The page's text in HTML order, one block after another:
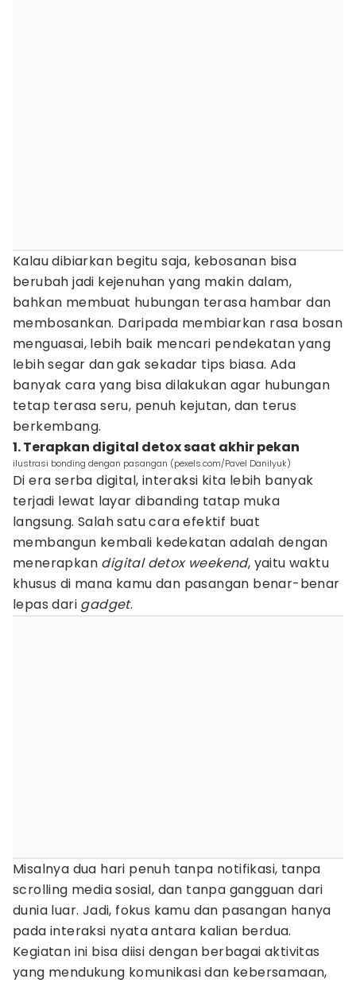
Kalau dibiarkan begitu saja, kebosanan bisa
berubah jadi kejenuhan yang makin dalam,
bahkan membuat hubungan terasa hambar dan
membosankan. Daripada membiarkan rasa bosan
menguasai, lebih baik mencari pendekatan yang
lebih segar dan gak sekadar tips biasa. Ada
banyak cara yang bisa dilakukan agar hubungan
tetap terasa seru, penuh kejutan, dan terus
berkembang.
1. Terapkan digital detox saat akhir pekan
ilustrasi bonding dengan pasangan (pexels.com/Pavel Danilyuk)
Di era serba digital, interaksi kita lebih banyak
terjadi lewat layar dibanding tatap muka
langsung. Salah satu cara efektif buat
membangun kembali kedekatan adalah dengan
menerapkan digital detox weekend, yaitu waktu
khusus di mana kamu dan pasangan benar-benar
lepas dari gadget.
Misalnya dua hari penuh tanpa notifikasi, tanpa
scrolling media sosial, dan tanpa gangguan dari
dunia luar. Jadi, fokus kamu dan pasangan hanya
pada interaksi nyata antara kalian berdua.
Kegiatan ini bisa diisi dengan berbagai aktivitas
yang mendukung komunikasi dan kebersamaan,